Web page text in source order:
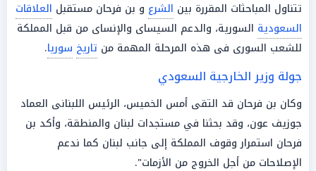
تتناول المباحثات المقررة بين الشرع و بن فرحان مستقبل العلاقات
السعودية السورية، والدعم السيساى والإنساى من قبل المملكة
للشعب السورى فى هذه المرحلة المهمة من تاريخ سوريا.
جولة وزير الخارجية السعودي
وكان بن فرحان قد التقى أمس الخميس، الرئيس اللبنانى العماد
جوزيف عون، وقد بحثنا في مستجدات لبنان والمنطقة، وأكد بن
فرحان استمرار وقوف المملكة إلى جانب لبنان كما ندعم
الإصلاحات من أجل الخروج من الأزمات".